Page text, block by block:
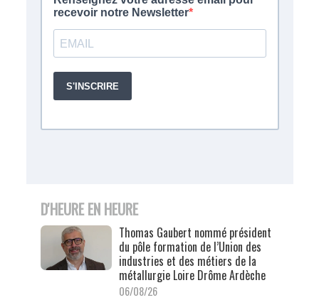
D'HEURE EN HEURE
Thomas Gaubert nommé président
du pôle formation de l’Union des
industries et des métiers de la
métallurgie Loire Drôme Ardèche
06/08/26